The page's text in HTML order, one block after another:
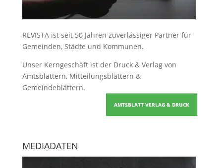
REVISTA ist seit 50 Jahren zuverlässiger Partner für
Gemeinden, Städte und Kommunen.
Unser Kerngeschäft ist der Druck & Verlag von
Amtsblättern, Mitteilungsblättern &
Gemeindeblättern.
AMTSBLATT VERLAG & DRUCK
MEDIADATEN